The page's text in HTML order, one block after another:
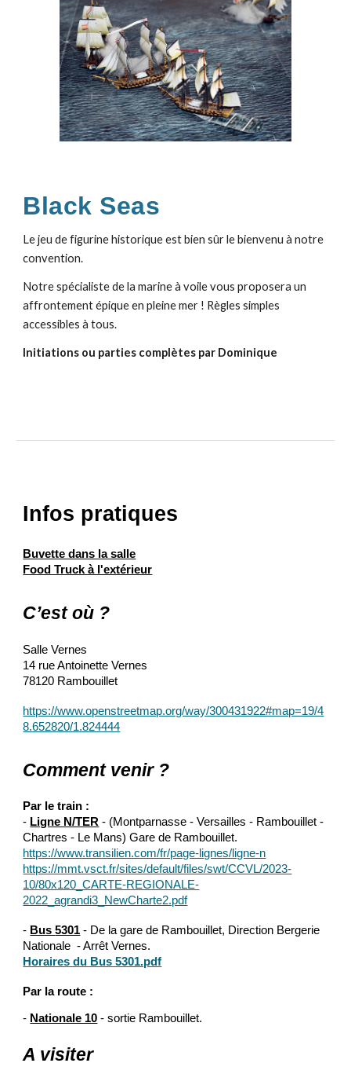
Black Seas
Le jeu de figurine historique est bien sûr le bienvenu à notre
convention.
Notre spécialiste de la marine à voile vous proposera un
affrontement épique en pleine mer ! Règles simples
accessibles à tous.
Initiations ou parties complètes par Dominique
Infos pratiques
Buvette dans la salle
Food Truck à l'extérieur
C’est où ?
Salle Vernes
14 rue Antoinette Vernes
78120 Rambouillet
https://www.openstreetmap.org/way/300431922#map=19/4
8.652820/1.824444
Comment venir ?
Par le train :
- Ligne N/TER - (Montparnasse - Versailles - Rambouillet -
Chartres - Le Mans) Gare de Rambouillet.
https://www.transilien.com/fr/page-lignes/ligne-n
https://mmt.vsct.fr/sites/default/files/swt/CCVL/2023-
10/80x120_CARTE-REGIONALE-
2022_agrandi3_NewCharte2.pdf
- Bus5301 - De la gare de Rambouillet, Direction Bergerie
Nationale - Arrêt Vernes.
Horaires du Bus 5301.pdf
Par la route :
- Nationale 10 - sortie Rambouillet.
A visiter